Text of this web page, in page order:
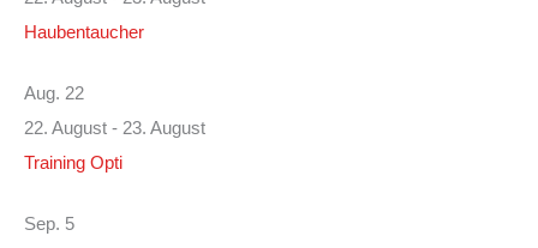
Haubentaucher
Aug. 22
22. August - 23. August
Training Opti
Sep. 5